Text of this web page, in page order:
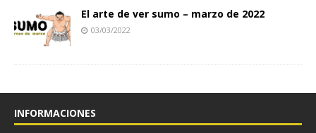
El arte de ver sumo – marzo de 2022
03/03/2022
INFORMACIONES